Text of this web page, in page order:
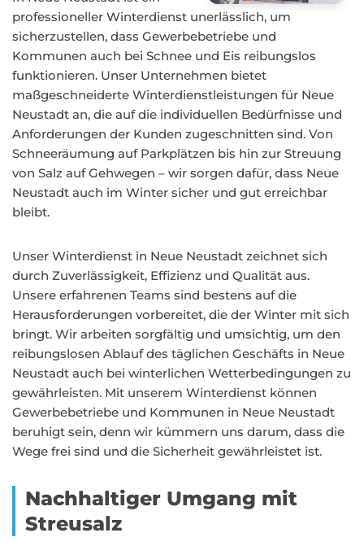
professioneller Winterdienst unerlässlich, um
sicherzustellen, dass Gewerbebetriebe und
Kommunen auch bei Schnee und Eis reibungslos
funktionieren. Unser Unternehmen bietet
maßgeschneiderte Winterdienstleistungen für Neue
Neustadt an, die auf die individuellen Bedürfnisse und
Anforderungen der Kunden zugeschnitten sind. Von
Schneeräumung auf Parkplätzen bis hin zur Streuung
von Salz auf Gehwegen – wir sorgen dafür, dass Neue
Neustadt auch im Winter sicher und gut erreichbar
bleibt.
Unser Winterdienst in Neue Neustadt zeichnet sich
durch Zuverlässigkeit, Effizienz und Qualität aus.
Unsere erfahrenen Teams sind bestens auf die
Herausforderungen vorbereitet, die der Winter mit sich
bringt. Wir arbeiten sorgfältig und umsichtig, um den
reibungslosen Ablauf des täglichen Geschäfts in Neue
Neustadt auch bei winterlichen Wetterbedingungen zu
gewährleisten. Mit unserem Winterdienst können
Gewerbebetriebe und Kommunen in Neue Neustadt
beruhigt sein, denn wir kümmern uns darum, dass die
Wege frei sind und die Sicherheit gewährleistet ist.
Nachhaltiger Umgang mit
Streusalz